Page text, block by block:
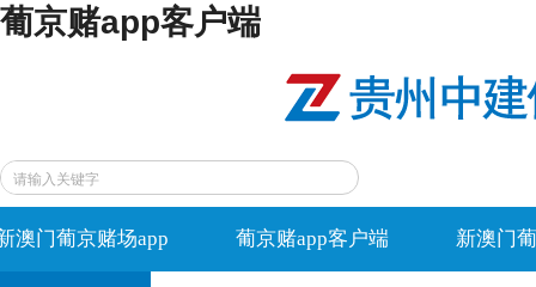
葡京赌app客户端
澳门葡京赌场app 葡京赌app客户端 新澳门